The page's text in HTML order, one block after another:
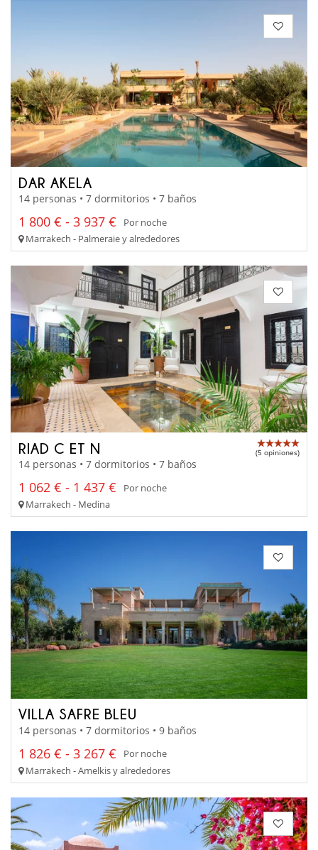
DAR AKELA
14 personas • 7 dormitorios • 7 baños
1 800 € - 3 937 €
Por noche
Marrakech - Palmeraie y alrededores
RIAD C ET N (5 opiniones)
14 personas • 7 dormitorios • 7 baños
1 062 € - 1 437 €
Por noche
Marrakech - Medina
VILLA SAFRE BLEU
14 personas • 7 dormitorios • 9 baños
1 826 € - 3 267 €
Por noche
Marrakech - Amelkis y alrededores